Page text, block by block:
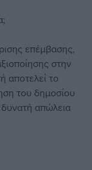
επέμβασης,
στην
αποτελεί το
του δημοσίου
απώλεια